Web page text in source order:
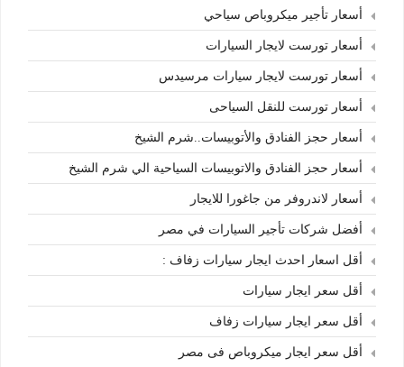
أسعار تأجير ميكروباص سياحي
أسعار تورست لايجار السيارات
أسعار تورست لايجار سيارات مرسيدس
أسعار تورست للنقل السياحى
أسعار حجز الفنادق والأتوبيسات..شرم الشيخ
أسعار حجز الفنادق والاتوبيسات السياحية الي شرم الشيخ
أسعار لاندروفر من جاغورا للايجار
أفضل شركات تأجير السيارات في مصر
أقل اسعار احدث ايجار سيارات زفاف :
أقل سعر ايجار سيارات
أقل سعر ايجار سيارات زفاف
أقل سعر ايجار ميكروباص فى مصر